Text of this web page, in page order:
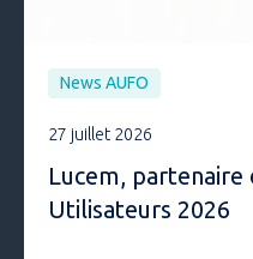
News AUFO
27 juillet 2026
Lucem, partenaire
Utilisateurs 2026